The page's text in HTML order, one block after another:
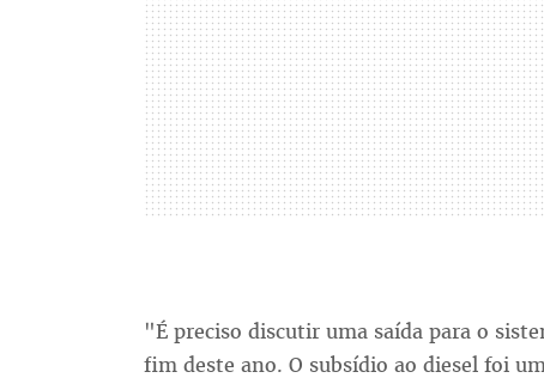
"É preciso discutir uma saída para o
fim deste ano. O subsídio ao diesel foi